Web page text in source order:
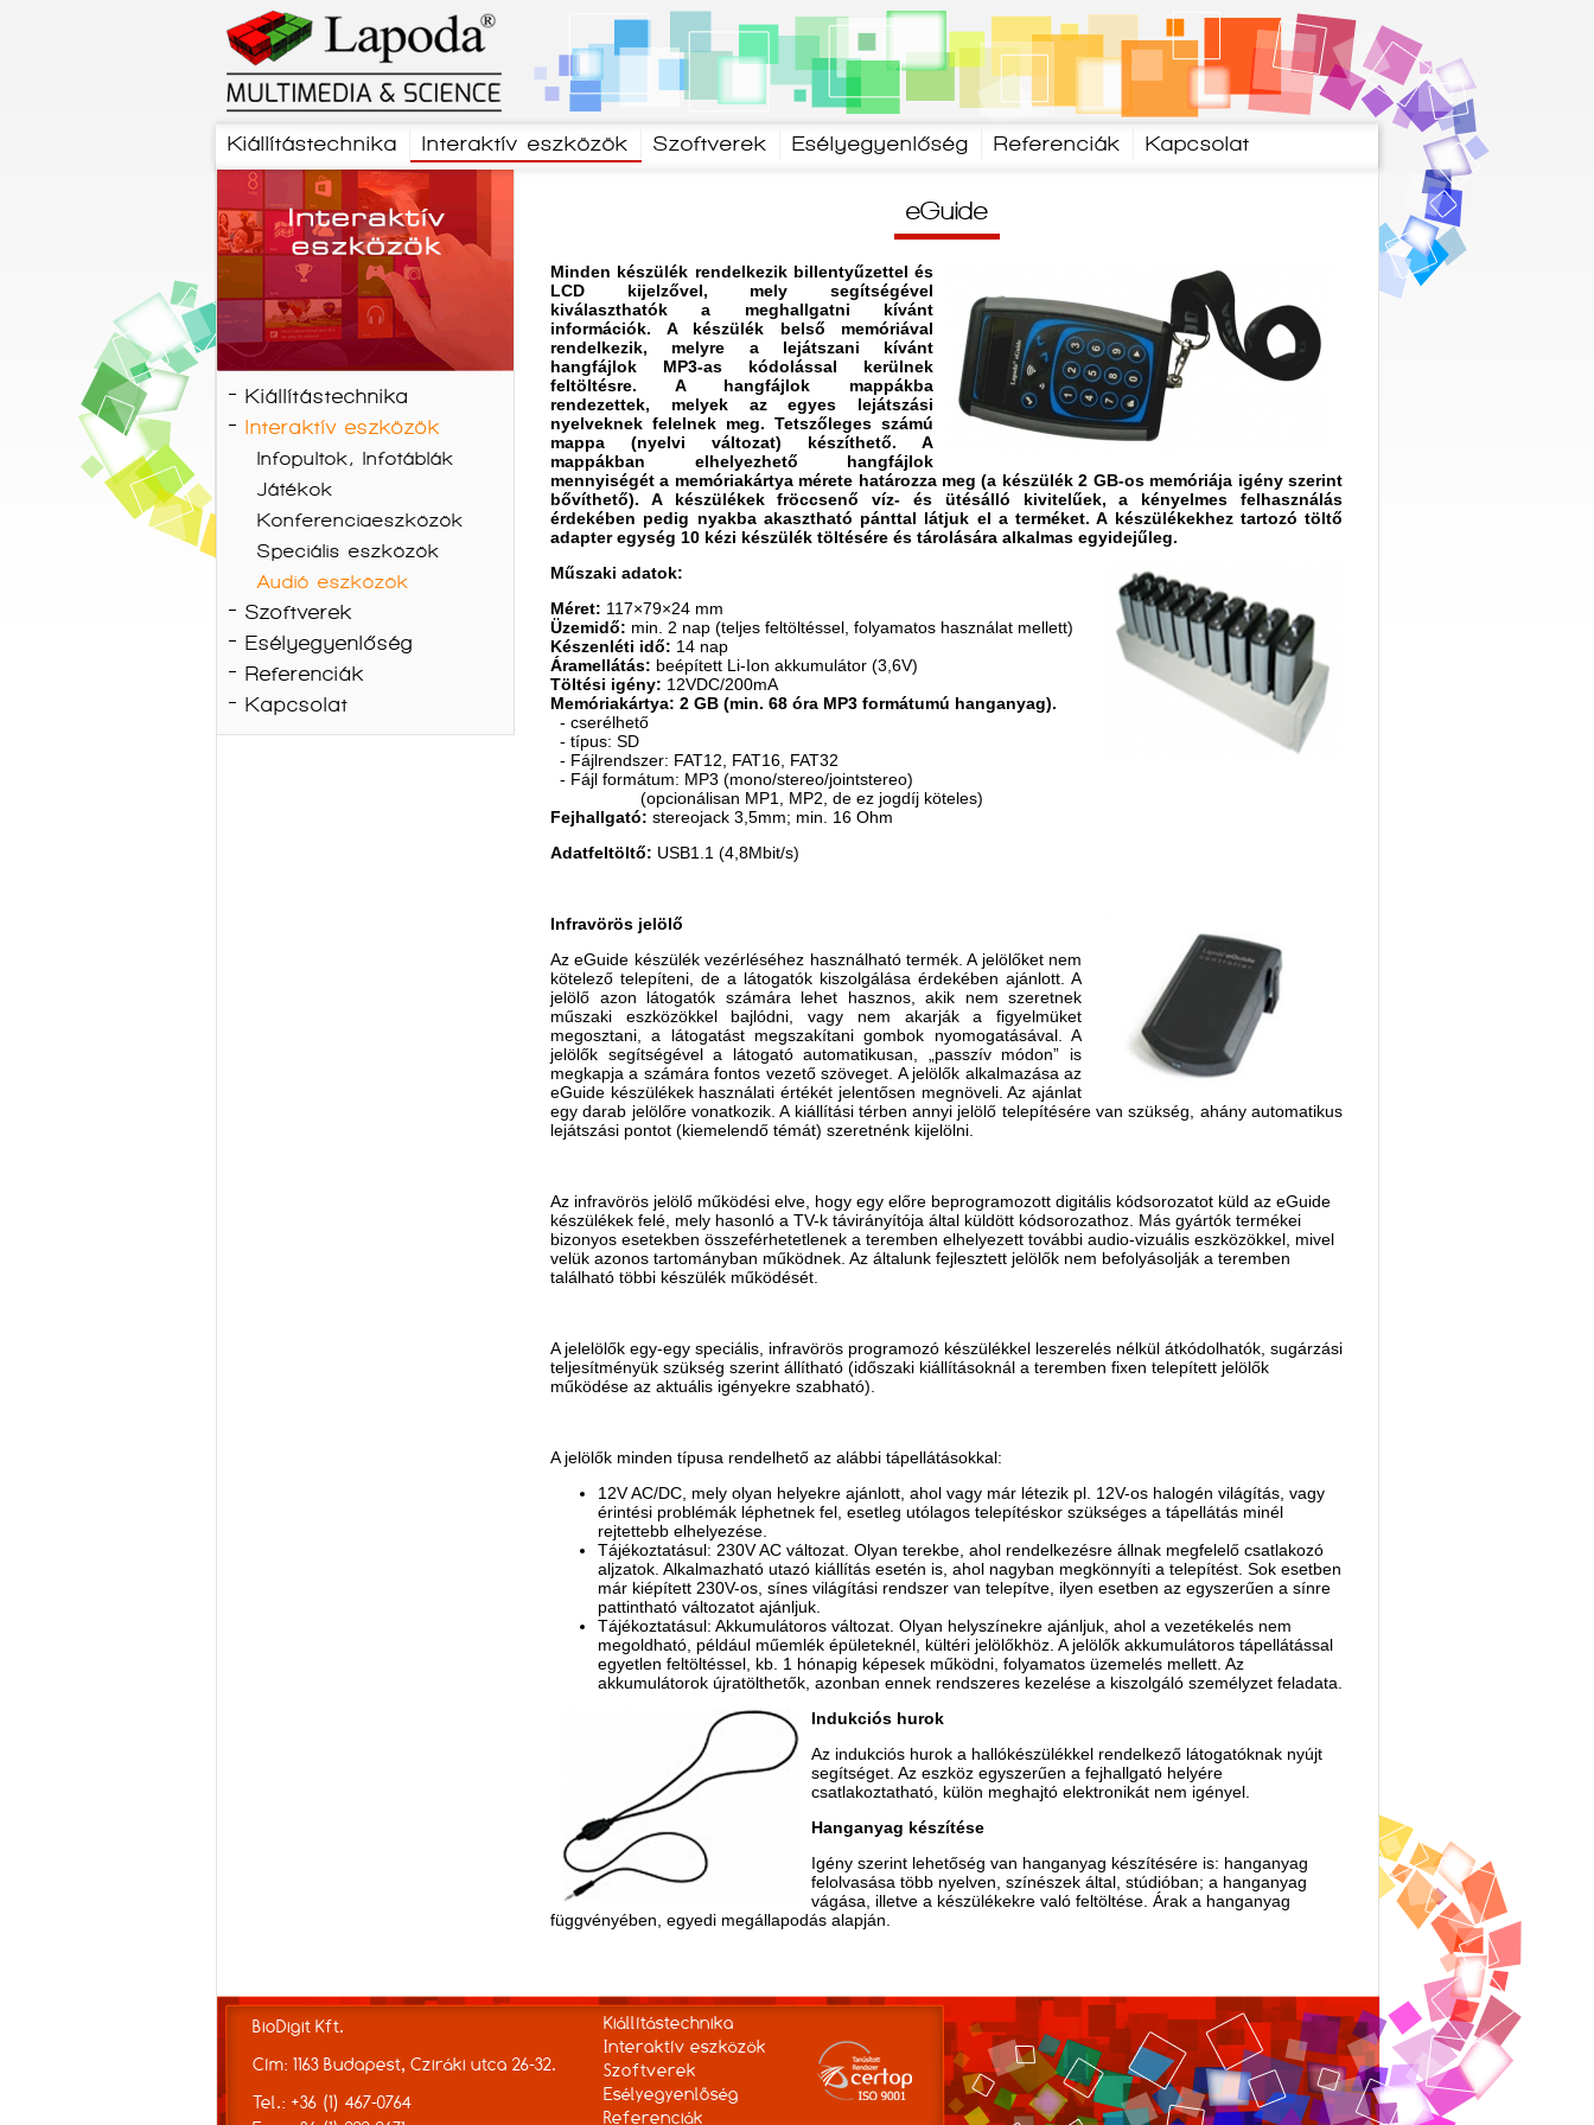
Kiállítástechnika Interaktív eszközök Szoftverek Esélyegyenlőség Referenciák Kapcsolat
Kiállítástechnika
Interaktív eszközök
Infopultok, Infotáblák
Játékok
Konferenciaeszközök
Speciális eszközök
Audió eszközök
Szoftverek
Esélyegyenlőség
Referenciák
Kapcsolat
eGuide
Minden készülék rendelkezik billentyűzettel és
LCD kijelzővel, mely segítségével
kiválaszthatók a meghallgatni kívánt
információk. A készülék belső memóriával
rendelkezik, melyre a lejátszani kívánt
hangfájlok MP3-as kódolással kerülnek
feltöltésre. A hangfájlok mappákba
rendezettek, melyek az egyes lejátszási
nyelveknek felelnek meg. Tetszőleges számú
mappa (nyelvi változat) készíthető. A
mappákban elhelyezhető hangfájlok
mennyiségét a memóriakártya mérete határozza meg (a készülék 2 GB-os memóriája igény szerint
bővíthető). A készülékek fröccsenő víz- és ütésálló kivitelűek, a kényelmes felhasználás
érdekében pedig nyakba akasztható pánttal látjuk el a terméket. A készülékekhez tartozó töltő
adapter egység 10 kézi készülék töltésére és tárolására alkalmas egyidejűleg.
Műszaki adatok:
Méret: 117×79×24 mm
Üzemidő: min. 2 nap (teljes feltöltéssel, folyamatos használat mellett)
Készenléti idő: 14 nap
Áramellátás: beépített Li-Ion akkumulátor (3,6V)
Töltési igény: 12VDC/200mA
Memóriakártya: 2 GB (min. 68 óra MP3 formátumú hanganyag).
- cserélhető
- típus: SD
- Fájlrendszer: FAT12, FAT16, FAT32
- Fájl formátum: MP3 (mono/stereo/jointstereo)
(opcionálisan MP1, MP2, de ez jogdíj köteles)
Fejhallgató: stereojack 3,5mm; min. 16 Ohm
Adatfeltöltő: USB1.1 (4,8Mbit/s)
Infravörös jelölő
Az eGuide készülék vezérléséhez használható termék. A jelölőket nem
kötelező telepíteni, de a látogatók kiszolgálása érdekében ajánlott. A
jelölő azon látogatók számára lehet hasznos, akik nem szeretnek
műszaki eszközökkel bajlódni, vagy nem akarják a figyelmüket
megosztani, a látogatást megszakítani gombok nyomogatásával. A
jelölők segítségével a látogató automatikusan, „passzív módon” is
megkapja a számára fontos vezető szöveget. A jelölők alkalmazása az
eGuide készülékek használati értékét jelentősen megnöveli. Az ajánlat
egy darab jelölőre vonatkozik. A kiállítási térben annyi jelölő telepítésére van szükség, ahány automatikus
lejátszási pontot (kiemelendő témát) szeretnénk kijelölni.
Az infravörös jelölő működési elve, hogy egy előre beprogramozott digitális kódsorozatot küld az eGuide
készülékek felé, mely hasonló a TV-k távirányítója által küldött kódsorozathoz. Más gyártók termékei
bizonyos esetekben összeférhetetlenek a teremben elhelyezett további audio-vizuális eszközökkel, mivel
velük azonos tartományban működnek. Az általunk fejlesztett jelölők nem befolyásolják a teremben
található többi készülék működését.
A jelelölők egy-egy speciális, infravörös programozó készülékkel leszerelés nélkül átkódolhatók, sugárzási
teljesítményük szükség szerint állítható (időszaki kiállításoknál a teremben fixen telepített jelölők
működése az aktuális igényekre szabható).
A jelölők minden típusa rendelhető az alábbi tápellátásokkal:
12V AC/DC, mely olyan helyekre ajánlott, ahol vagy már létezik pl. 12V-os halogén világítás, vagy
érintési problémák léphetnek fel, esetleg utólagos telepítéskor szükséges a tápellátás minél
rejtettebb elhelyezése.
Tájékoztatásul: 230V AC változat. Olyan terekbe, ahol rendelkezésre állnak megfelelő csatlakozó
aljzatok. Alkalmazható utazó kiállítás esetén is, ahol nagyban megkönnyíti a telepítést. Sok esetben
már kiépített 230V-os, sínes világítási rendszer van telepítve, ilyen esetben az egyszerűen a sínre
pattintható változatot ajánljuk.
Tájékoztatásul: Akkumulátoros változat. Olyan helyszínekre ajánljuk, ahol a vezetékelés nem
megoldható, például műemlék épületeknél, kültéri jelölőkhöz. A jelölők akkumulátoros tápellátással
egyetlen feltöltéssel, kb. 1 hónapig képesek működni, folyamatos üzemelés mellett. Az
akkumulátorok újratölthetők, azonban ennek rendszeres kezelése a kiszolgáló személyzet feladata.
Indukciós hurok
Az indukciós hurok a hallókészülékkel rendelkező látogatóknak nyújt
segítséget. Az eszköz egyszerűen a fejhallgató helyére
csatlakoztatható, külön meghajtó elektronikát nem igényel.
Hanganyag készítése
Igény szerint lehetőség van hanganyag készítésére is: hanganyag
felolvasása több nyelven, színészek által, stúdióban; a hanganyag
vágása, illetve a készülékekre való feltöltése. Árak a hanganyag
függvényében, egyedi megállapodás alapján.
BioDigit Kft.
Cím: 1163 Budapest, Cziráki utca 26-32.
Tel.: +36 (1) 467-0764
Kiállítástechnika
Interaktív eszközök
Szoftverek
Esélyegyenlőség
Referenciák